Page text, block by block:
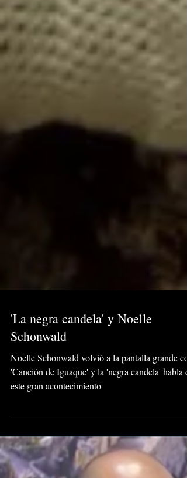
'La negra candela' y Noelle
Schonwald
Noelle Schonwald volvió a la pantalla grande con
'Canción de Iguaque' y la 'negra candela' habla